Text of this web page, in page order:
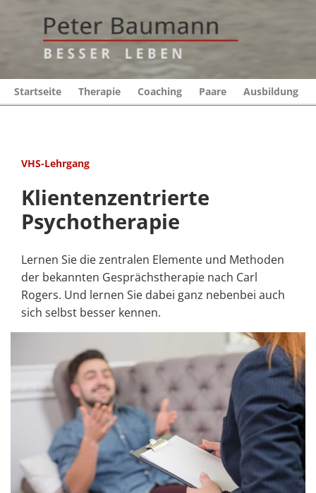
Startseite Therapie Coaching Paare Ausbildung
VHS-Lehrgang
Klientenzentrierte
Psychotherapie
Lernen Sie die zentralen Elemente und Methoden
der bekannten Gesprächstherapie nach Carl
Rogers. Und lernen Sie dabei ganz nebenbei auch
sich selbst besser kennen.